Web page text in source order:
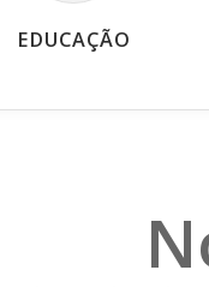
EDUCAÇÃO